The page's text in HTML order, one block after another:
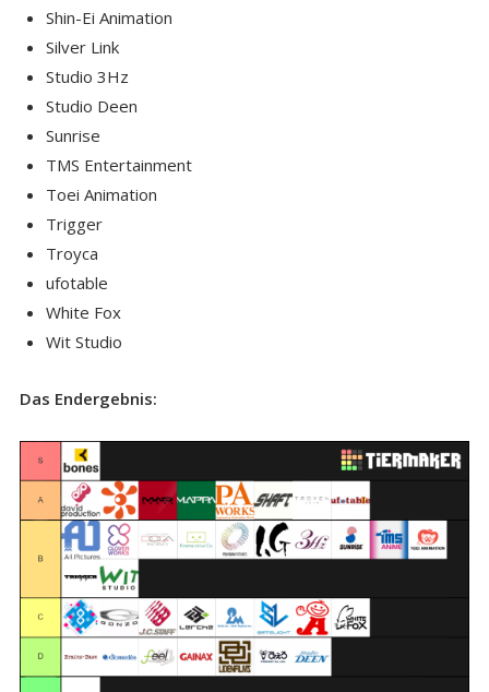
Shin-Ei Animation
Silver Link
Studio 3Hz
Studio Deen
Sunrise
TMS Entertainment
Toei Animation
Trigger
Troyca
ufotable
White Fox
Wit Studio
Das Endergebnis: